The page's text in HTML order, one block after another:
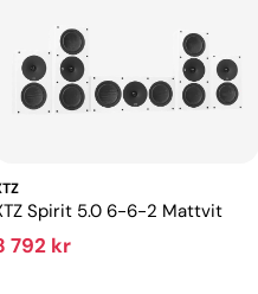
Spirit 5.0 6-6-2 Mattvit
792 kr